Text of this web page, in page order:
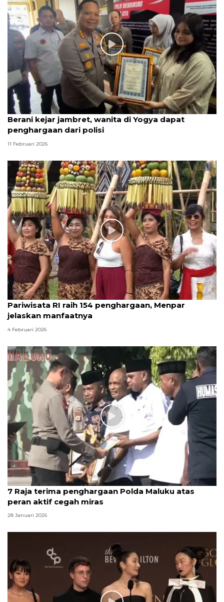
Berani kejar jambret, wanita di Yogya dapat
penghargaan dari polisi
11 Februari 2026
Pariwisata RI raih 154 penghargaan, Menpar
jelaskan manfaatnya
4 Februari 2026
7 Raja terima penghargaan Polda Maluku atas
peran aktif cegah miras
28 Januari 2026